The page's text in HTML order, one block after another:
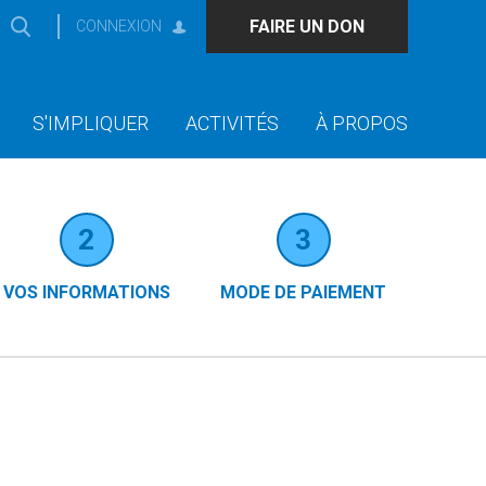
CONNEXION FAIRE UN DON
S'IMPLIQUER ACTIVITÉS À PROPOS
2
VOS INFORMATIONS
3
MODE DE PAIEMENT